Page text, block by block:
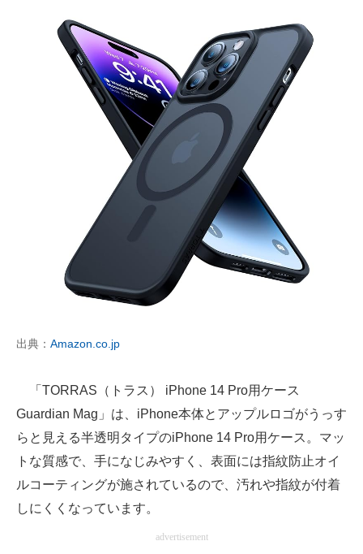
建設×テクノロジーの最前線
ちょっと気になるネットの話題
出典： Amazon.co.jp
「TORRAS（トラス） iPhone 14 Pro用ケース
Guardian Mag」は、iPhone本体とアップルロゴがうっす
らと見える半透明タイプのiPhone 14 Pro用ケース。マッ
トな質感で、手になじみやすく、表面には指紋防止オイ
ルコーティングが施されているので、汚れや指紋が付着
しにくくなっています。
advertisement